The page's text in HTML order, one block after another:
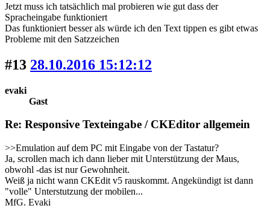
Jetzt muss ich tatsächlich mal probieren wie gut dass der
Spracheingabe funktioniert
Das funktioniert besser als würde ich den Text tippen es gibt etwas
Probleme mit den Satzzeichen
#13 28.10.2016 15:12:12
evaki
Gast
Re: Responsive Texteingabe / CKEditor allgemein
>>Emulation auf dem PC mit Eingabe von der Tastatur?
Ja, scrollen mach ich dann lieber mit Unterstützung der Maus,
obwohl -das ist nur Gewohnheit.
Weiß ja nicht wann CKEdit v5 rauskommt. Angekündigt ist dann
"volle" Unterstutzung der mobilen...
MfG. Evaki